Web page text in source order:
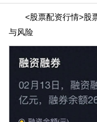
<股票配资行情>股
与风险